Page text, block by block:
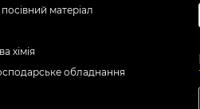
матеріал
хімія
обладнання